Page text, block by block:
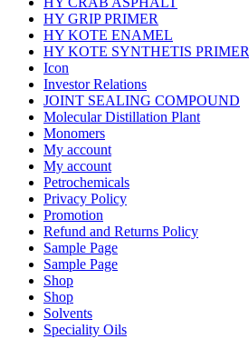
HY GRIP PRIMER
HY KOTE ENAMEL
HY KOTE SYNTHETIS PRIMER
Icon
Investor Relations
JOINT SEALING COMPOUND
Molecular Distillation Plant
Monomers
My account
My account
Petrochemicals
Privacy Policy
Promotion
Refund and Returns Policy
Sample Page
Sample Page
Shop
Shop
Solvents
Speciality Oils